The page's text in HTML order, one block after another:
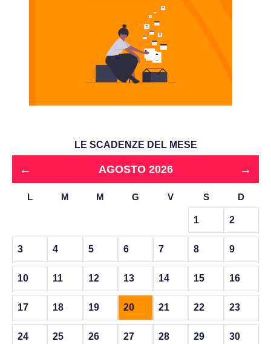
LE SCADENZE DEL MESE
← AGOSTO 2026 →
L M M G V S D
1 2
3 4 5 6 7 8 9
10 11 12 13 14 15 16
17 18 19 20 21 22 23
24 25 26 27 28 29 30